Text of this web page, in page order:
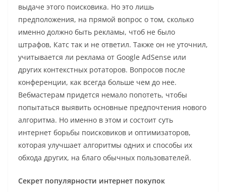
выдаче этого поисковика. Но это лишь
предположения, на прямой вопрос о том, сколько
именно должно быть рекламы, чтоб не было
штрафов, Катс так и не ответил. Также он не уточнил,
учитывается ли реклама от Google AdSense или
других контекстных ротаторов. Вопросов после
конференции, как всегда больше чем до нее.
Вебмастерам придется немало попотеть, чтобы
попытаться выявить основные предпочтения нового
алгоритма. Но именно в этом и состоит суть
интернет борьбы поисковиков и оптимизаторов,
которая улучшает алгоритмы одних и способы их
обхода других, на благо обычных пользователей.
Секрет популярности интернет покупок